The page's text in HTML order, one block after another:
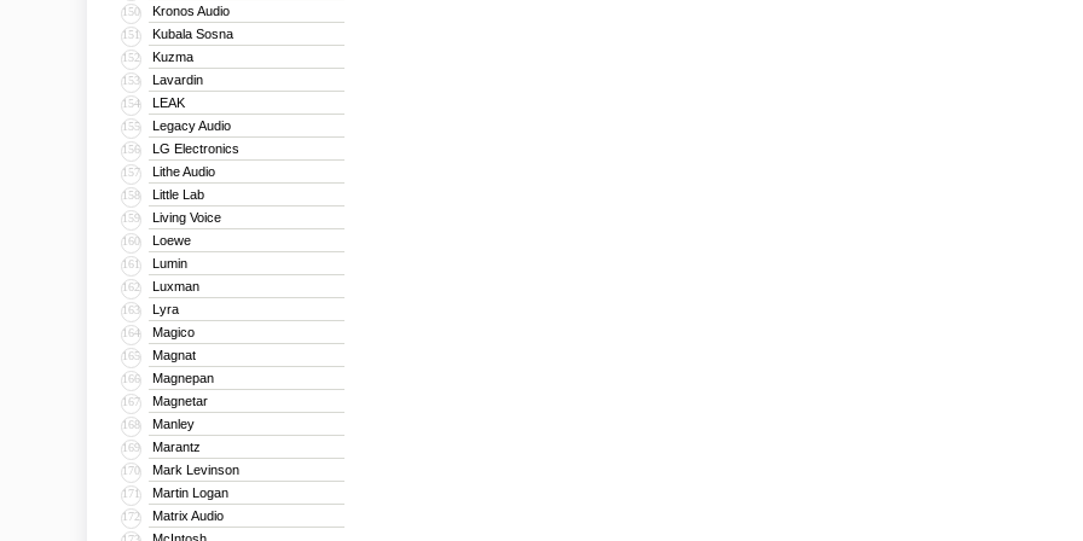
150 Kronos Audio
151 Kubala Sosna
152 Kuzma
153 Lavardin
154 LEAK
155 Legacy Audio
156 LG Electronics
157 Lithe Audio
158 Little Lab
159 Living Voice
160 Loewe
161 Lumin
162 Luxman
163 Lyra
164 Magico
165 Magnat
166 Magnepan
167 Magnetar
168 Manley
169 Marantz
170 Mark Levinson
171 Martin Logan
172 Matrix Audio